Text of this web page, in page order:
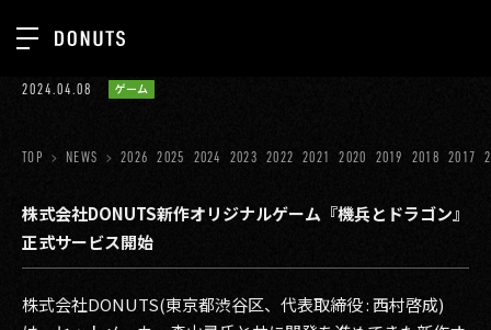
ジョブカン
ゲーム
医療(CLIUS)
TOP
ABOUT
SERVICES
GROUP
RECRUIT
2024.04.08 ゲーム
TOP NEWS 2026 2025 2024 2023 2022 2021 2020 2019 2018 2017
株式会社DONUTS新作オリジナルゲーム『機兵とドラゴン』
正式サービス開始
株式会社DONUTS(東京都渋谷区、代表取締役 : 西村啓成)